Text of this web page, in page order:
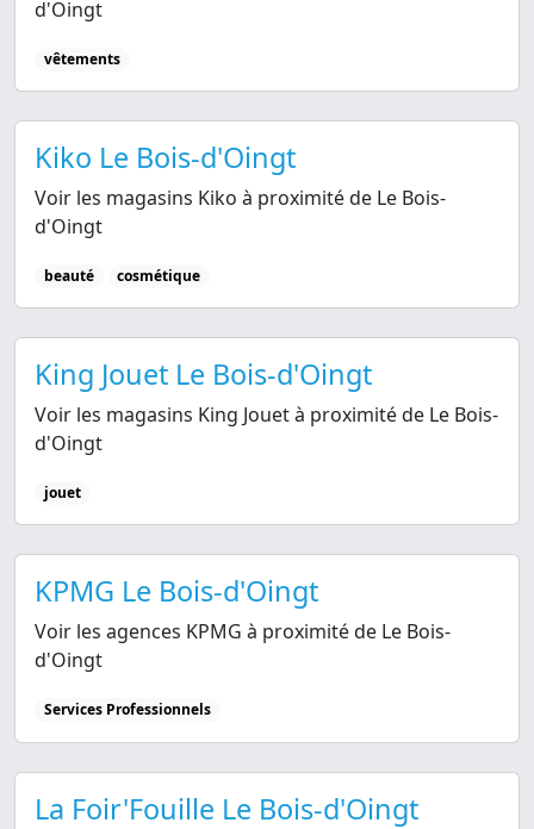
d'Oingt
vêtements
Kiko Le Bois-d'Oingt
Voir les magasins Kiko à proximité de Le Bois-
d'Oingt
beauté cosmétique
King Jouet Le Bois-d'Oingt
Voir les magasins King Jouet à proximité de Le Bois-
d'Oingt
jouet
KPMG Le Bois-d'Oingt
Voir les agences KPMG à proximité de Le Bois-
d'Oingt
Services Professionnels
La Foir'Fouille Le Bois-d'Oingt